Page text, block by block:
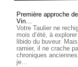
Première approche
Vin…
Votre Taulier ne
mois d’été, à
libido du buveur.
ramier, il ne crache
chroniques
je...